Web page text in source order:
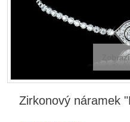
Zirkonový náramek